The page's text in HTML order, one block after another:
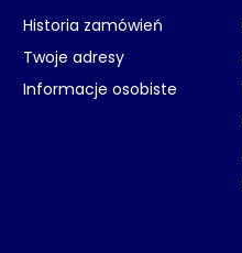
Historia zamówień
Twoje adresy
Informacje osobiste